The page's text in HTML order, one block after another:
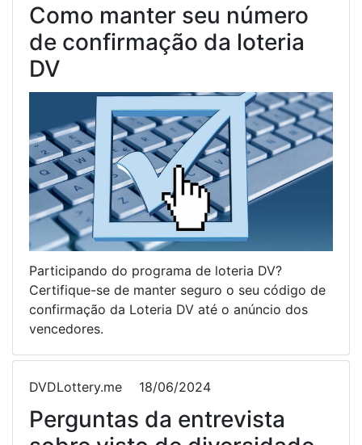
Como manter seu número
de confirmação da loteria
DV
Participando do programa de loteria DV?
Certifique-se de manter seguro o seu código de
confirmação da Loteria DV até o anúncio dos
vencedores.
DVDLottery.me 18/06/2024
Perguntas da entrevista